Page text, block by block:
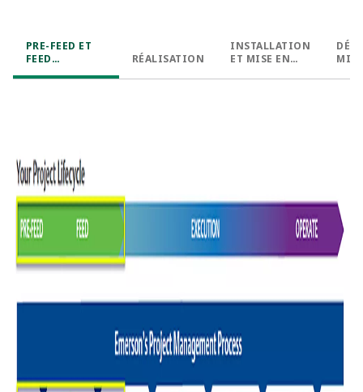
PRE-FEED ET
FEED
RÉALISATION
INSTALLATION
ET MISE EN